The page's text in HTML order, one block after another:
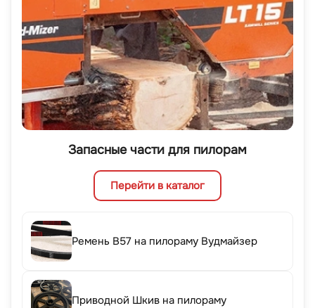
Запасные части для пилорам
Перейти в каталог
Ремень B57 на пилораму Вудмайзер
Приводной Шкив на пилораму